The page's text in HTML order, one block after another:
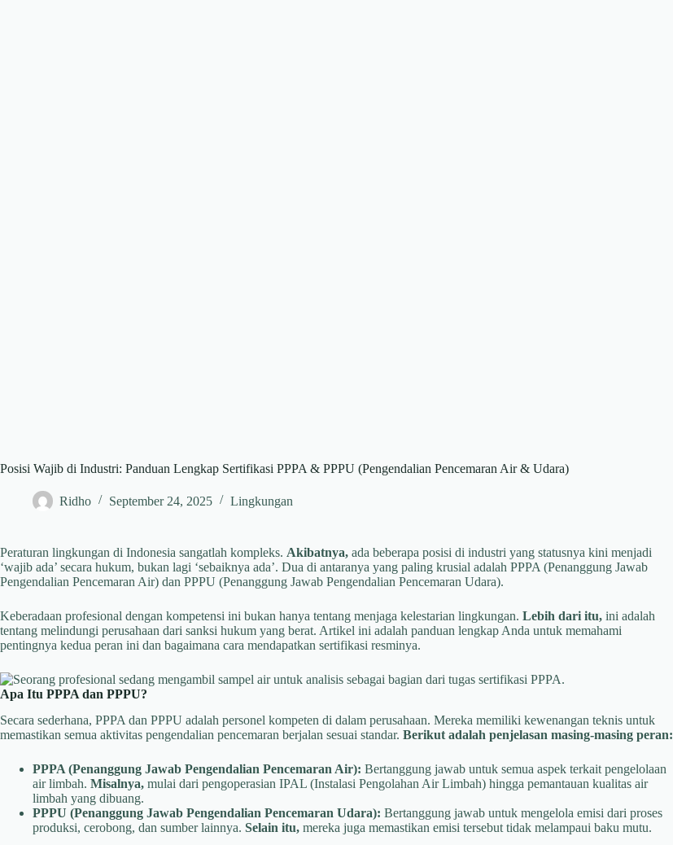
Posisi Wajib di Industri: Panduan Lengkap Sertifikasi PPPA & PPPU (Pengendalian Pencemaran Air & Udara)
Ridho September 24, 2025 Lingkungan
Peraturan lingkungan di Indonesia sangatlah kompleks. Akibatnya, ada beberapa posisi di industri yang statusnya kini menjadi
‘wajib ada’ secara hukum, bukan lagi ‘sebaiknya ada’. Dua di antaranya yang paling krusial adalah PPPA (Penanggung Jawab
Pengendalian Pencemaran Air) dan PPPU (Penanggung Jawab Pengendalian Pencemaran Udara).
Keberadaan profesional dengan kompetensi ini bukan hanya tentang menjaga kelestarian lingkungan. Lebih dari itu, ini adalah
tentang melindungi perusahaan dari sanksi hukum yang berat. Artikel ini adalah panduan lengkap Anda untuk memahami
pentingnya kedua peran ini dan bagaimana cara mendapatkan sertifikasi resminya.
Apa Itu PPPA dan PPPU?
Secara sederhana, PPPA dan PPPU adalah personel kompeten di dalam perusahaan. Mereka memiliki kewenangan teknis untuk
memastikan semua aktivitas pengendalian pencemaran berjalan sesuai standar. Berikut adalah penjelasan masing-masing peran:
PPPA (Penanggung Jawab Pengendalian Pencemaran Air): Bertanggung jawab untuk semua aspek terkait pengelolaan
air limbah. Misalnya, mulai dari pengoperasian IPAL (Instalasi Pengolahan Air Limbah) hingga pemantauan kualitas air
limbah yang dibuang.
PPPU (Penanggung Jawab Pengendalian Pencemaran Udara): Bertanggung jawab untuk mengelola emisi dari proses
produksi, cerobong, dan sumber lainnya. Selain itu, mereka juga memastikan emisi tersebut tidak melampaui baku mutu.